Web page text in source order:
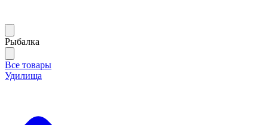
Рыбалка
Все товары
Удилища